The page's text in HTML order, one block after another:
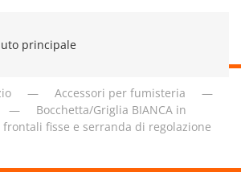
principale
Accessori per fumisteria
Bocchetta/Griglia BIANCA in
fisse e serranda di regolazione